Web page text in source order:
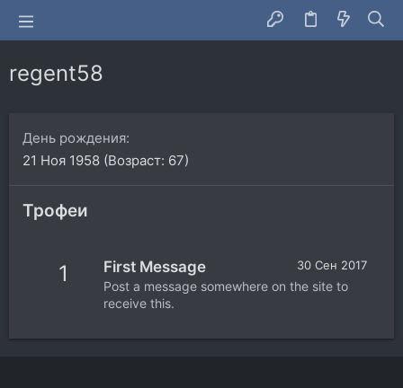
regent58
День рождения
21 Ноя 1958 (Возраст: 67)
Трофеи
1 30 Сен 2017
First Message
Post a message somewhere on the site to
receive this.